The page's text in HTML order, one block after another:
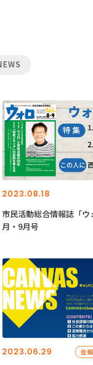
2023.08.18
市民活動総合情報誌「
月・9月号
2023.06.29 会